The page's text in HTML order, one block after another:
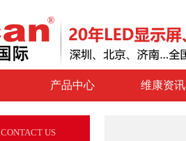
产品中心 维康资讯
CONTACT US